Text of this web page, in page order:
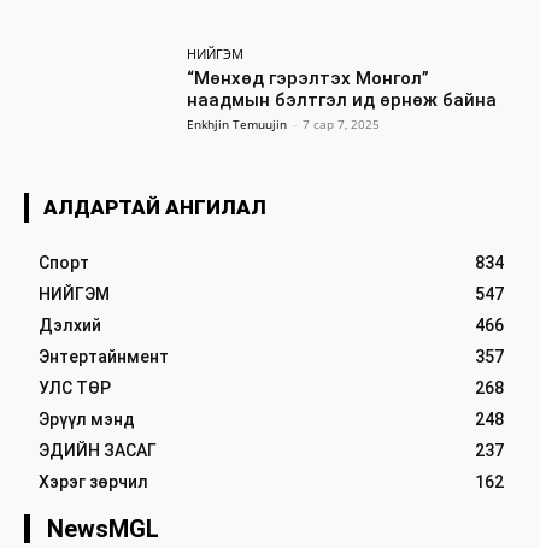
НИЙГЭМ
“Мөнхөд гэрэлтэх Монгол”
наадмын бэлтгэл ид өрнөж байна
Enkhjin Temuujin - 7 сар 7, 2025
АЛДАРТАЙ АНГИЛАЛ
Спорт
834
НИЙГЭМ
547
Дэлхий
466
Энтертайнмент
357
УЛС ТӨР
268
Эрүүл мэнд
248
ЭДИЙН ЗАСАГ
237
Хэрэг зөрчил
162
NewsMGL